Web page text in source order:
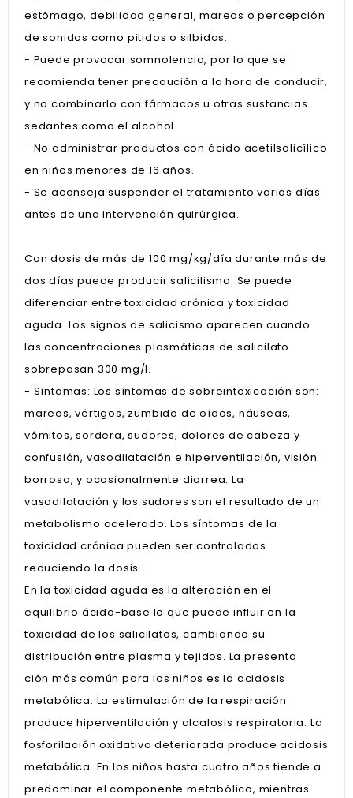
estómago, debilidad general, mareos o percepción
de sonidos como pitidos o silbidos.
- Puede provocar somnolencia, por lo que se
recomienda tener precaución a la hora de conducir,
y no combinarlo con fármacos u otras sustancias
sedantes como el alcohol.
- No administrar productos con ácido acetilsalicílico
en niños menores de 16 años.
- Se aconseja suspender el tratamiento varios días
antes de una intervención quirúrgica.
Con dosis de más de 100 mg/kg/día durante más de
dos días puede producir salicilismo. Se puede
diferenciar entre toxicidad crónica y toxicidad
aguda. Los signos de salicismo aparecen cuando
las concentraciones plasmáticas de salicilato
sobrepasan 300 mg/l.
- Síntomas: Los síntomas de sobreintoxicación son:
mareos, vértigos, zumbido de oídos, náuseas,
vómitos, sordera, sudores, dolores de cabeza y
confusión, vasodilatación e hiperventilación, visión
borrosa, y ocasionalmente diarrea. La
vasodilatación y los sudores son el resultado de un
metabolismo acelerado. Los síntomas de la
toxicidad crónica pueden ser controlados
reduciendo la dosis.
En la toxicidad aguda es la alteración en el
equilibrio ácido-base lo que puede influir en la
toxicidad de los salicilatos, cambiando su
distribución entre plasma y tejidos. La presenta
ción más común para los niños es la acidosis
metabólica. La estimulación de la respiración
produce hiperventilación y alcalosis respiratoria. La
fosforilación oxidativa deteriorada produce acidosis
metabólica. En los niños hasta cuatro años tiende a
predominar el componente metabólico, mientras